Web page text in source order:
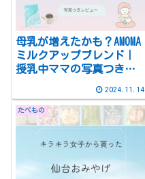
母乳が増えたかも？AMOMA
ミルクアップブレンド｜
授乳中ママの写真つきレ
2024.11.14
たべもの